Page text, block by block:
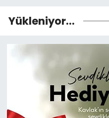
Yükleniyor...